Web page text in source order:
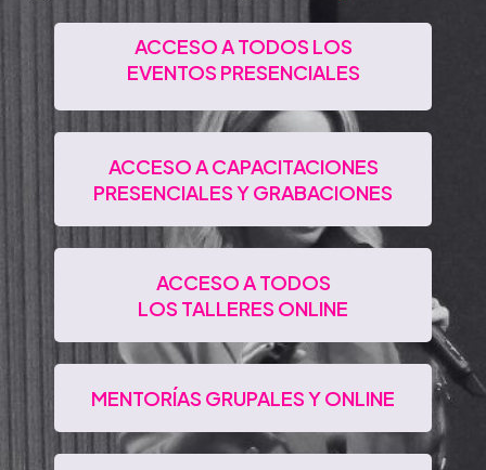
ACCESO A TODOS LOS
EVENTOS PRESENCIALES
ACCESO A CAPACITACIONES
PRESENCIALES Y GRABACIONES
ACCESO A TODOS
LOS TALLERES ONLINE
MENTORÍAS GRUPALES Y ONLINE